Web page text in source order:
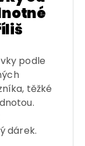
podle
těžké
dárek.